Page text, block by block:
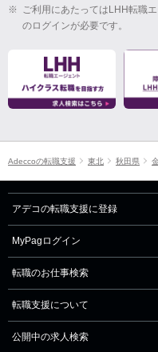
※ ご利用にあたってはLHH転職
のログインが必要です。
Adeccoの転職支援 東北 秋田県
アデコの転職支援に登録
MyPagログイン
転職のお仕事検索
転職支援について
公開中の求人検索